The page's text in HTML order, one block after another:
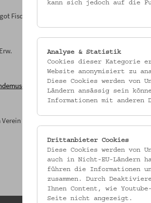
Fischer zeigt, wie man sie konserviert und
wienXtra
kann sich jedoch auf die
Analyse & Statistik
Cookies dieser Kategorie
Website anonymisiert zu
Diese Cookies werden von
Ländern ansässig sein
Informationen mit anderen
Drittanbieter Cookies
Diese Cookies werden von
auch in Nicht-EU-Ländern
führen die Informationen
zusammen. Durch
Ihnen Content, wie
Seite nicht angezeigt.